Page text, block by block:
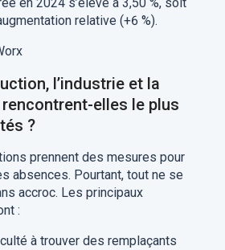
relative (+6 %).
l’industrie et la
elles le plus
?
prennent des mesures pour
absences. Pourtant, tout ne se
accroc. Les principaux
:
à trouver des remplaçants